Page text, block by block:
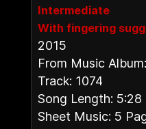
Intermediate
With fingering
2015
From Music Album:
Track: 1074
Song Length: 5:28
Sheet Music: 5